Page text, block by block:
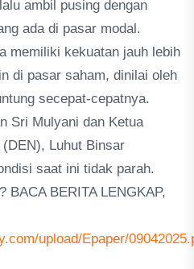
ambil pusing dengan
ada di pasar modal.
memiliki kekuatan jauh lebih
di pasar saham, dinilai oleh
secepat-cepatnya.
Sri Mulyani dan Ketua
Luhut Binsar
saat ini tidak parah.
BACA BERITA LENGKAP,
upload/Epaper/